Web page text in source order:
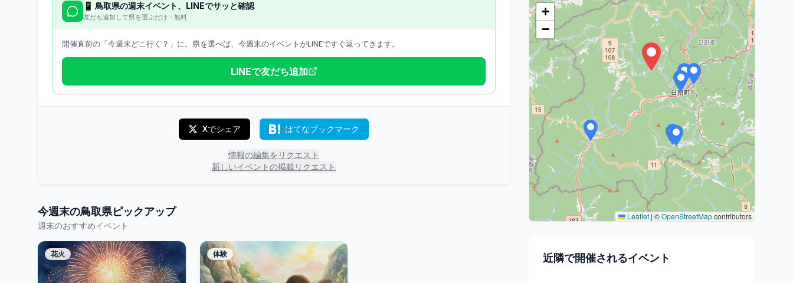
📱 鳥取県の週末イベント、LINEでサッと確認
友だち追加して県を選ぶだけ・無料
開催直前の「今週末どこ行く？」に。県を選べば、今週末のイベントがLINEですぐ返ってきます。
LINEで友だち追加
Xでシェア はてなブックマーク
情報の編集をリクエスト
新しいイベントの掲載リクエスト
今週末の鳥取県ピックアップ
週末のおすすめイベント
花火 体験
+
−
Leaflet | ©OpenStreetMapcontributors
近隣で開催されるイベント